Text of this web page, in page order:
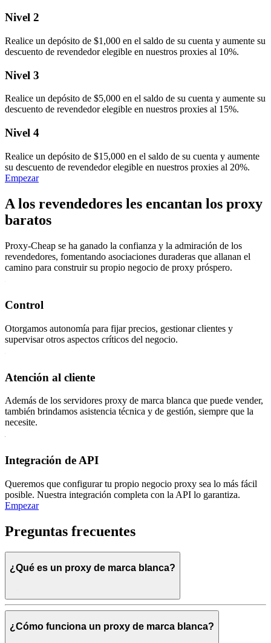
Nivel 2
Realice un depósito de $1,000 en el saldo de su cuenta y aumente su
descuento de revendedor elegible en nuestros proxies al 10%.
Nivel 3
Realice un depósito de $5,000 en el saldo de su cuenta y aumente su
descuento de revendedor elegible en nuestros proxies al 15%.
Nivel 4
Realice un depósito de $15,000 en el saldo de su cuenta y aumente
su descuento de revendedor elegible en nuestros proxies al 20%.
Empezar
A los revendedores les encantan los proxy
baratos
Proxy-Cheap se ha ganado la confianza y la admiración de los
revendedores, fomentando asociaciones duraderas que allanan el
camino para construir su propio negocio de proxy próspero.
Control
Otorgamos autonomía para fijar precios, gestionar clientes y
supervisar otros aspectos críticos del negocio.
Atención al cliente
Además de los servidores proxy de marca blanca que puede vender,
también brindamos asistencia técnica y de gestión, siempre que la
necesite.
Integración de API
Queremos que configurar tu propio negocio proxy sea lo más fácil
posible. Nuestra integración completa con la API lo garantiza.
Empezar
Preguntas frecuentes
¿Qué es un proxy de marca blanca?
¿Cómo funciona un proxy de marca blanca?